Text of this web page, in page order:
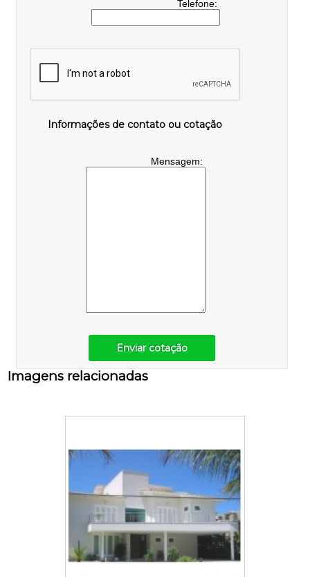
Telefone:
Informações de contato ou cotação
Mensagem:
Enviar cotação
Imagens relacionadas